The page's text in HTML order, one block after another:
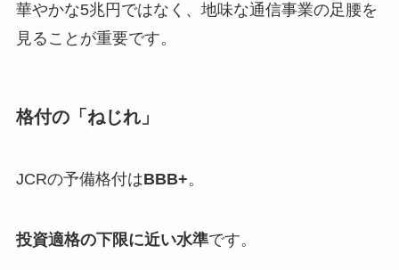
華やかな5兆円ではなく、地味な通信事業の足腰を
見ることが重要です。
格付の「ねじれ」
JCRの予備格付はBBB+。
投資適格の下限に近い水準です。